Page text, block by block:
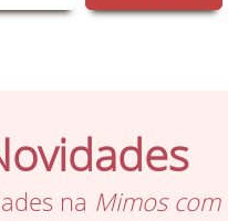
na Mimos com